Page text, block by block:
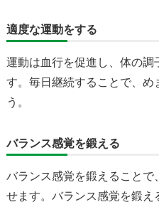
適度な運動をする
運動は血行を促進し、体の
す。毎日継続することで、め
う。
バランス感覚を鍛える
バランス感覚を鍛えることで
せます。バランス感覚を鍛え